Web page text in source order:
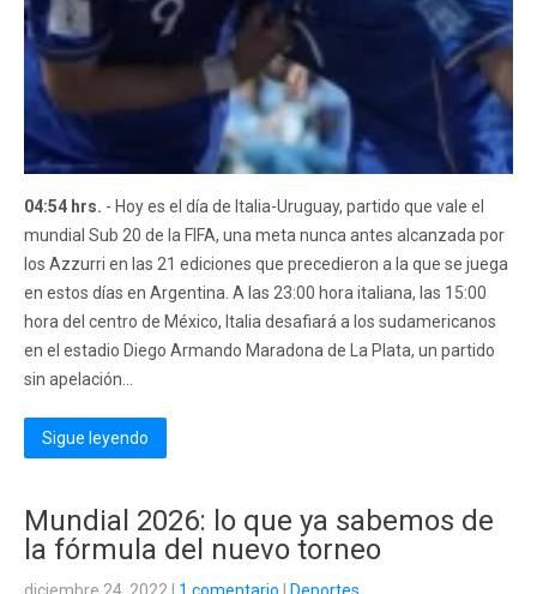
04:54 hrs. - Hoy es el día de Italia-Uruguay, partido que vale el
mundial Sub 20 de la FIFA, una meta nunca antes alcanzada por
los Azzurri en las 21 ediciones que precedieron a la que se juega
en estos días en Argentina. A las 23:00 hora italiana, las 15:00
hora del centro de México, Italia desafiará a los sudamericanos
en el estadio Diego Armando Maradona de La Plata, un partido
sin apelación...
Sigue leyendo
Mundial 2026: lo que ya sabemos de
la fórmula del nuevo torneo